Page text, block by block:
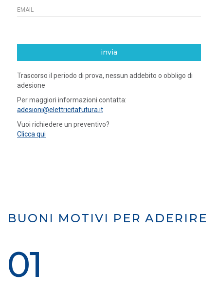
invia
Trascorso il periodo di prova, nessun addebito o obbligo di
adesione
Per maggiori informazioni contatta:
adesioni@elettricitafutura.it
Vuoi richiedere un preventivo?
Clicca qui
BUONI MOTIVI PER ADERIRE
01